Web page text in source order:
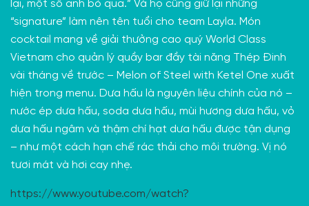
lại, một số anh bỏ qua.” Và họ cũng giữ lại những
“signature” làm nên tên tuổi cho team Layla. Món
cocktail mang về giải thưởng cao quý World Class
Vietnam cho quản lý quầy bar đầy tài năng Thép Đinh
vài tháng về trước – Melon of Steel with Ketel One xuất
hiện trong menu. Dưa hấu là nguyên liệu chính của nó –
nước ép dưa hấu, soda dưa hấu, mùi hương dưa hấu, vỏ
dưa hấu ngâm và thậm chí hạt dưa hấu được tận dụng
– như một cách hạn chế rác thải cho môi trường. Vị nó
tươi mát và hơi cay nhẹ.
https://www.youtube.com/watch?